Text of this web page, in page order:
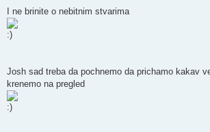
I ne brinite o nebitnim stvarima
Josh sad treba da pochnemo da prichamo kakav
krenemo na pregled